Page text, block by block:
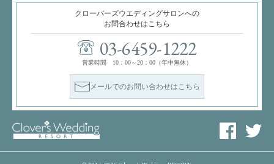
クローバーズウエディングサロンへの
お問合わせはこちら
03-6459-1222
営業時間 10：00～20：00（年中無休）
メールでのお問い合わせはこちら